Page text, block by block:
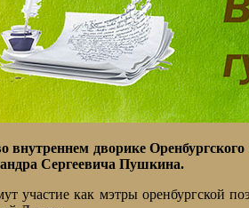
внутреннем дворике
Сергеевича Пушкина.
участие как мэтры оренбургской